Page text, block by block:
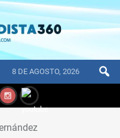
8 DE AGOSTO, 2026